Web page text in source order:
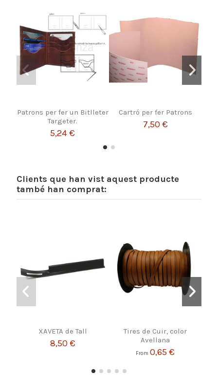
Patrons per fer un Bitlleter
Targeter.
5,24 €
Cartró per fer Patrons
7,50 €
Clients que han vist aquest producte
també han comprat:
XAVETA de Tall
8,50 €
Tires de Cuir, color
Avellana
From0,65 €